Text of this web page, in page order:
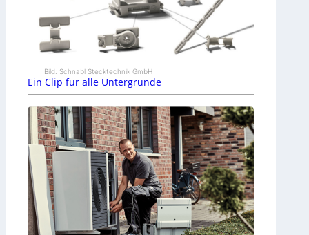
Bild: Schnabl Stecktechnik GmbH
Ein Clip für alle Untergründe